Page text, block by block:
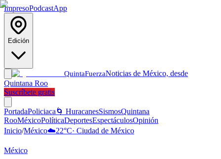
ImpresoPodcastApp
Edición
QuintaFuerzaNoticias de México, desde
Quintana Roo
Suscríbete gratis
PortadaPoliciaca 🌀 HuracanesSismosQuintana
RooMéxicoPolíticaDeportesEspectáculosOpinión
Inicio/México☁️22°C· Ciudad de México
México